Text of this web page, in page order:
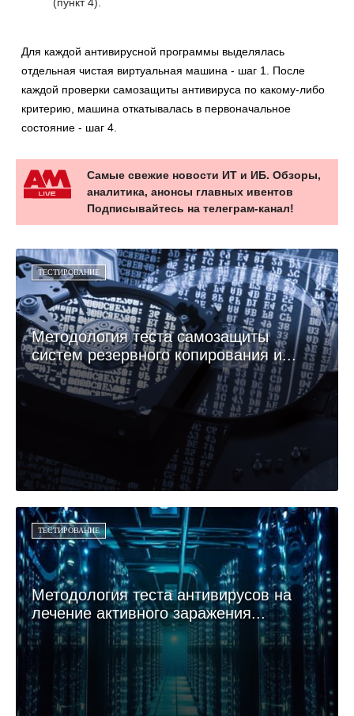
(пункт 4).
Для каждой антивирусной программы выделялась
отдельная чистая виртуальная машина - шаг 1. После
каждой проверки самозащиты антивируса по какому-либо
критерию, машина откатывалась в первоначальное
состояние - шаг 4.
Самые свежие новости ИТ и ИБ. Обзоры,
аналитика, анонсы главных ивентов
Подписывайтесь на телеграм-канал!
ТЕСТИРОВАНИЕ
Методология теста самозащиты
систем резервного копирования и...
ТЕСТИРОВАНИЕ
Методология теста антивирусов на
лечение активного заражения...